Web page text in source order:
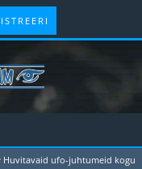
Huvitavaid ufo-juhtumeid kogu